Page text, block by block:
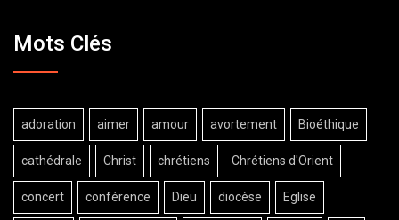
Mots Clés
adoration aimer amour avortement Bioéthique
cathédrale Christ chrétiens Chrétiens d'Orient
concert conférence Dieu diocèse Eglise